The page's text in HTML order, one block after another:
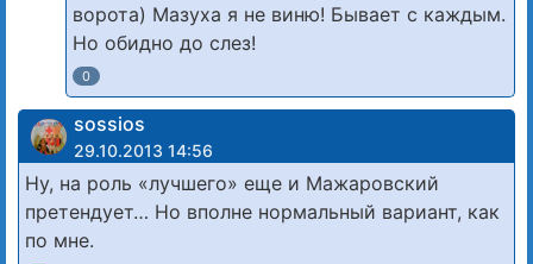
ворота) Мазуха я не виню! Бывает с каждым.
Но обидно до слез!
0
sossios
29.10.2013 14:56
Ну, на роль «лучшего» еще и Мажаровский
претендует… Но вполне нормальный вариант, как
по мне.